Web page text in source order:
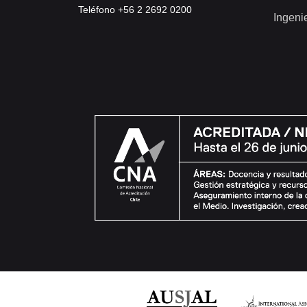
Teléfono +56 2 2692 0200